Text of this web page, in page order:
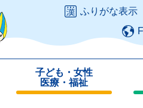
ふりがな表示
子ども・女性
医療・福祉